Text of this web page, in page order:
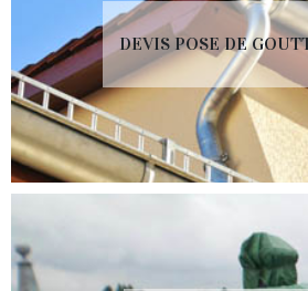
DEVIS POSE DE